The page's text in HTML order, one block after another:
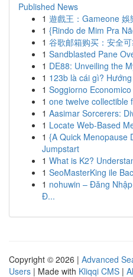
Published News
1 遊戲王：Gameone 娛
1 {Rindo de Mim Pra
1 谷歌邮箱购买：安全
1 Sandblasted Pane
1 DE88: Unveiling the
1 123b là cái gì?
1 Soggiorno
1 one twelve collectible
1 Aasimar Sorcerers:
1 Locate Web-Based
1 {A Quick Menopause
Jumpstart
1 What is K2?
1 SeoMasterKing ile
1 nohuwin – Đăng
Đ...
Copyright © 2026 | Advanced
Users | Made with Kliqqi CMS |